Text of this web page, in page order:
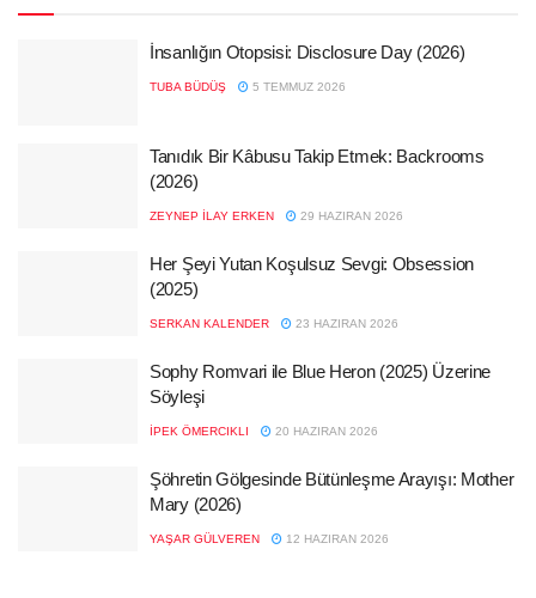
İnsanlığın Otopsisi: Disclosure Day (2026)
TUBA BÜDÜŞ 5 TEMMUZ 2026
Tanıdık Bir Kâbusu Takip Etmek: Backrooms
(2026)
ZEYNEP İLAY ERKEN 29 HAZIRAN 2026
Her Şeyi Yutan Koşulsuz Sevgi: Obsession
(2025)
SERKAN KALENDER 23 HAZIRAN 2026
Sophy Romvari ile Blue Heron (2025) Üzerine
Söyleşi
İPEK ÖMERCIKLI 20 HAZIRAN 2026
Şöhretin Gölgesinde Bütünleşme Arayışı: Mother
Mary (2026)
YAŞAR GÜLVEREN 12 HAZIRAN 2026